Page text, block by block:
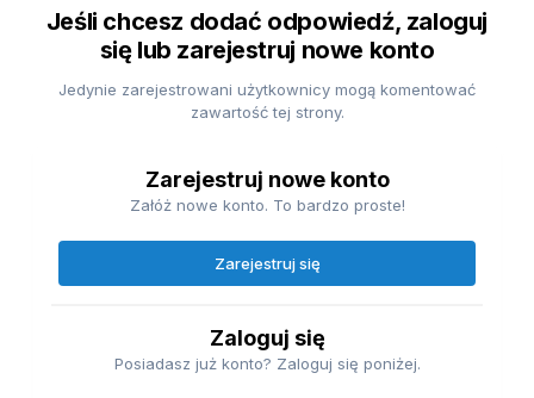
Jeśli chcesz dodać odpowiedź, zaloguj
się lub zarejestruj nowe konto
Jedynie zarejestrowani użytkownicy mogą komentować
zawartość tej strony.
Zarejestruj nowe konto
Załóż nowe konto. To bardzo proste!
Zarejestruj się
Zaloguj się
Posiadasz już konto? Zaloguj się poniżej.